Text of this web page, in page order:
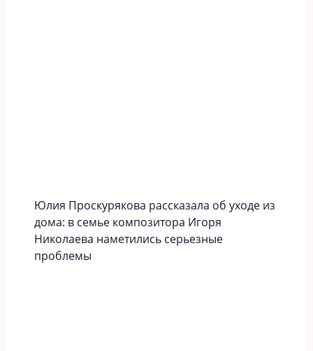
Юлия Проскурякова рассказала об уходе из
дома: в семье композитора Игоря
Николаева наметились серьезные
проблемы